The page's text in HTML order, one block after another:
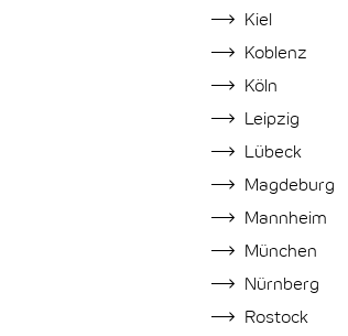
Kiel
Koblenz
Köln
Leipzig
Lübeck
Magdeburg
Mannheim
München
Nürnberg
Rostock